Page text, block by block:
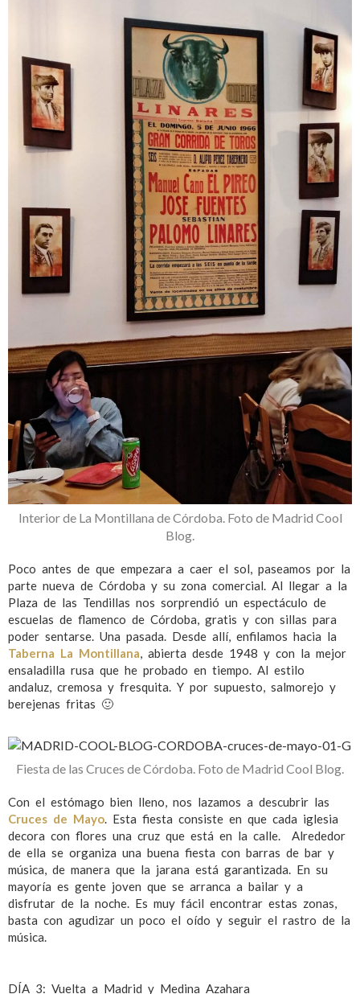
Interior de La Montillana de Córdoba. Foto de Madrid Cool
Blog.
Poco antes de que empezara a caer el sol, paseamos por la
parte nueva de Córdoba y su zona comercial. Al llegar a la
Plaza de las Tendillas nos sorprendió un espectáculo de
escuelas de flamenco de Córdoba, gratis y con sillas para
poder sentarse. Una pasada. Desde allí, enfilamos hacia la
Taberna La Montillana, abierta desde 1948 y con la mejor
ensaladilla rusa que he probado en tiempo. Al estilo
andaluz, cremosa y fresquita. Y por supuesto, salmorejo y
berejenas fritas 🙂
Fiesta de las Cruces de Córdoba. Foto de Madrid Cool Blog.
Con el estómago bien lleno, nos lazamos a descubrir las
Cruces de Mayo. Esta fiesta consiste en que cada iglesia
decora con flores una cruz que está en la calle. Alrededor
de ella se organiza una buena fiesta con barras de bar y
música, de manera que la jarana está garantizada. En su
mayoría es gente joven que se arranca a bailar y a
disfrutar de la noche. Es muy fácil encontrar estas zonas,
basta con agudizar un poco el oído y seguir el rastro de la
música.
DÍA 3: Vuelta a Madrid y Medina Azahara